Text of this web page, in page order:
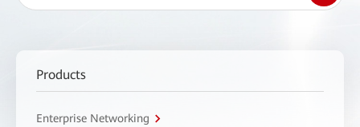
Products
Enterprise Networking